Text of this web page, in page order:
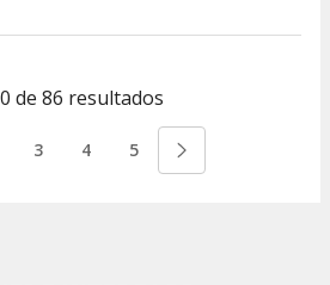
de 86 resultados
3 4 5